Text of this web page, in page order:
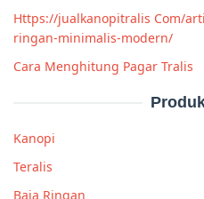
Https://jualkanopitralis Com/
ringan-minimalis-modern/
Cara Menghitung Pagar Tralis
Kanopi
Teralis
Baja Ringan